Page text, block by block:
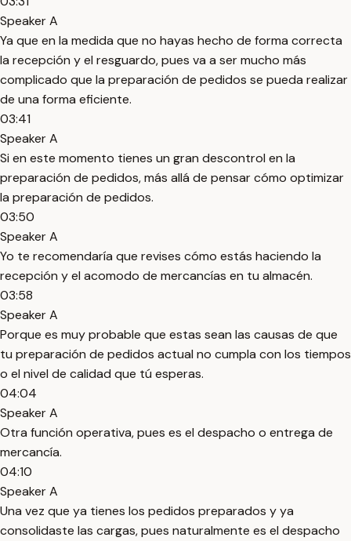
Speaker A
Ya que en la medida que no hayas hecho de forma correcta
la recepción y el resguardo, pues va a ser mucho más
complicado que la preparación de pedidos se pueda realizar
de una forma eficiente.
03:41
Speaker A
Si en este momento tienes un gran descontrol en la
preparación de pedidos, más allá de pensar cómo optimizar
la preparación de pedidos.
03:50
Speaker A
Yo te recomendaría que revises cómo estás haciendo la
recepción y el acomodo de mercancías en tu almacén.
03:58
Speaker A
Porque es muy probable que estas sean las causas de que
tu preparación de pedidos actual no cumpla con los tiempos
o el nivel de calidad que tú esperas.
04:04
Speaker A
Otra función operativa, pues es el despacho o entrega de
mercancía.
04:10
Speaker A
Una vez que ya tienes los pedidos preparados y ya
consolidaste las cargas, pues naturalmente es el despacho